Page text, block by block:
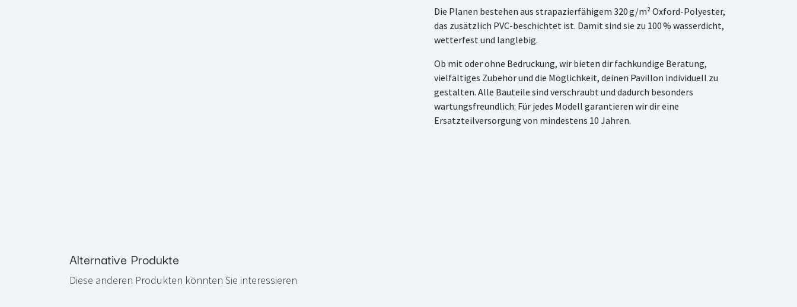
Die Planen bestehen aus strapazierfähigem 320 g/m² Oxford-Polyester,
das zusätzlich PVC-beschichtet ist. Damit sind sie zu 100 % wasserdicht,
wetterfest und langlebig.
Ob mit oder ohne Bedruckung, wir bieten dir fachkundige Beratung,
vielfältiges Zubehör und die Möglichkeit, deinen Pavillon individuell zu
gestalten. Alle Bauteile sind verschraubt und dadurch besonders
wartungsfreundlich: Für jedes Modell garantieren wir dir eine
Ersatzteilversorgung von mindestens 10 Jahren.
Alternative Produkte
Diese anderen Produkten könnten Sie interessieren